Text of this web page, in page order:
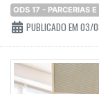
ODS 17 - PARCERIAS
PUBLICADO EM